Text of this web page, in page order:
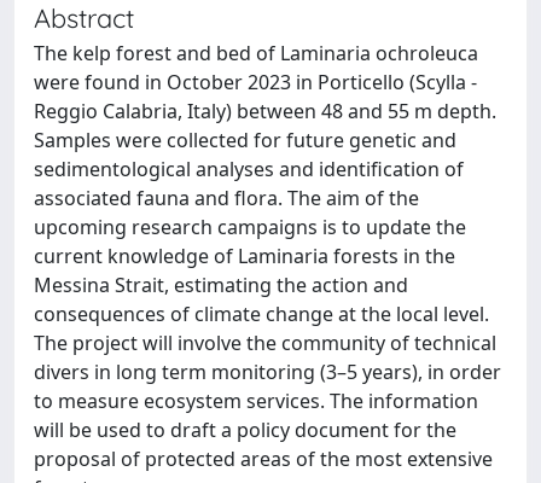
Abstract
The kelp forest and bed of Laminaria ochroleuca
were found in October 2023 in Porticello (Scylla -
Reggio Calabria, Italy) between 48 and 55 m depth.
Samples were collected for future genetic and
sedimentological analyses and identification of
associated fauna and flora. The aim of the
upcoming research campaigns is to update the
current knowledge of Laminaria forests in the
Messina Strait, estimating the action and
consequences of climate change at the local level.
The project will involve the community of technical
divers in long term monitoring (3–5 years), in order
to measure ecosystem services. The information
will be used to draft a policy document for the
proposal of protected areas of the most extensive